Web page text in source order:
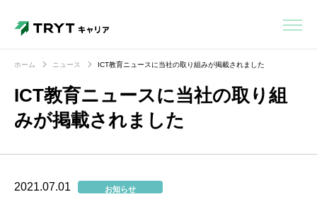
ホーム ニュース ICT教育ニュースに当社の取り組みが掲載されました
ICT教育ニュースに当社の取り組
みが掲載されました
2021.07.01 お知らせ